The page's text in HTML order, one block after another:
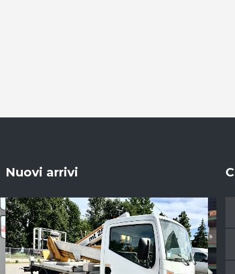
Nuovi arrivi